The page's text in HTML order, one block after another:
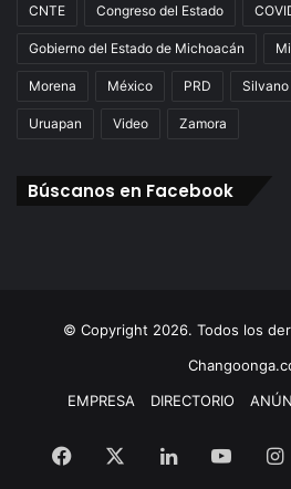
CNTE Congreso del Estado
Gobierno del Estado de Michoacán
Morena México PRD
Uruapan Video Zamora
Búscanos en Facebook
© Copyright 2026. Todos los
EMPRESA
DIRECTORIO
Facebook LinkedIn